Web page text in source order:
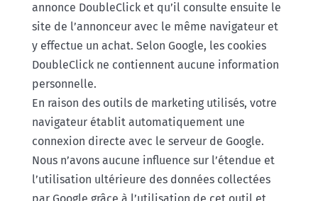
annonce DoubleClick et qu’il consulte ensuite le
site de l’annonceur avec le même navigateur et
y effectue un achat. Selon Google, les cookies
DoubleClick ne contiennent aucune information
personnelle.
En raison des outils de marketing utilisés, votre
navigateur établit automatiquement une
connexion directe avec le serveur de Google.
Nous n’avons aucune influence sur l’étendue et
l’utilisation ultérieure des données collectées